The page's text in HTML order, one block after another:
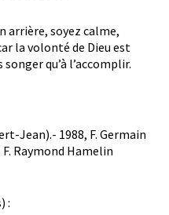
arrière, soyez calme,
la volonté de Dieu est
qu’à l’accomplir.
Jean).- 1988, F. Germain
Raymond Hamelin
: